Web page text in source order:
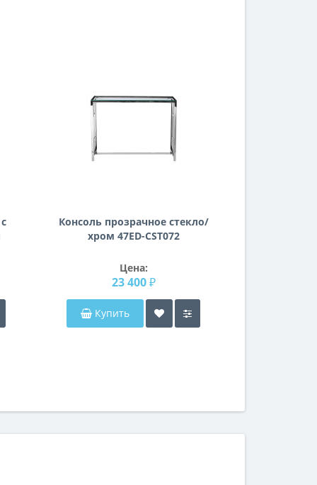
Консоль прозрачное стекло/
хром 47ED-CST072
Цена:
23 400 ₽
Купить